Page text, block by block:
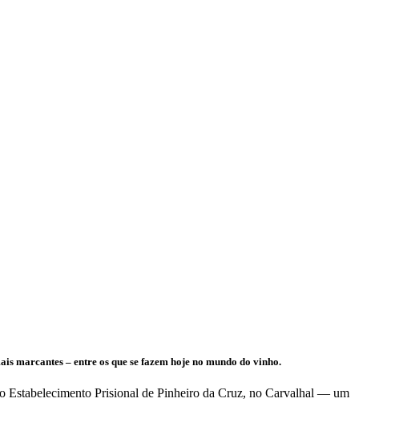
marcantes – entre os que se fazem hoje no mundo do vinho.
Estabelecimento Prisional de Pinheiro da Cruz, no Carvalhal — um